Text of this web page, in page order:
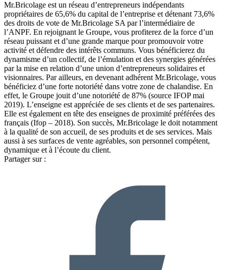
Mr.Bricolage est un réseau d’entrepreneurs indépendants
propriétaires de 65,6% du capital de l’entreprise et détenant 73,6%
des droits de vote de Mr.Bricolage SA par l’intermédiaire de
l’ANPF. En rejoignant le Groupe, vous profiterez de la force d’un
réseau puissant et d’une grande marque pour promouvoir votre
activité et défendre des intérêts communs. Vous bénéficierez du
dynamisme d’un collectif, de l’émulation et des synergies générées
par la mise en relation d’une union d’entrepreneurs solidaires et
visionnaires. Par ailleurs, en devenant adhérent Mr.Bricolage, vous
bénéficiez d’une forte notoriété dans votre zone de chalandise. En
effet, le Groupe jouit d’une notoriété de 87% (source IFOP mai
2019). L’enseigne est appréciée de ses clients et de ses partenaires.
Elle est également en tête des enseignes de proximité préférées des
français (Ifop – 2018). Son succès, Mr.Bricolage le doit notamment
à la qualité de son accueil, de ses produits et de ses services. Mais
aussi à ses surfaces de vente agréables, son personnel compétent,
dynamique et à l’écoute du client.
Partager sur :